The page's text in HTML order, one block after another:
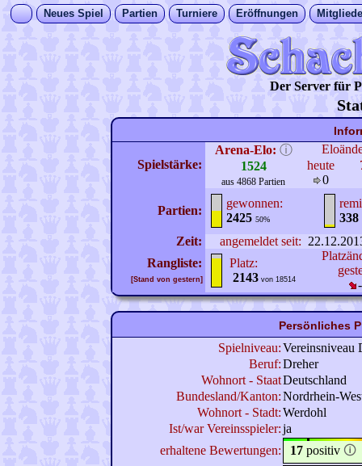
Neues Spiel Partien Turniere Eröffnungen
Der Server für
Spielstärke:
Arena-Elo: ⓘ
1524
aus 4868 Partien
heute
0
Partien:
gewonnen:
2425 50%
338
Zeit:
angemeldet seit:
Rangliste:
[Stand von gestern]
Platz:
2143 von 18514
Persönliches
Spielniveau:Vereinsniveau
Beruf:Dreher
Wohnort - StaatDeutschland
Bundesland/Kanton:Nordrhein-
Wohnort - Stadt:Werdohl
Ist/war Vereinsspieler:ja
erhaltene Bewertungen:
17 positiv 🛈